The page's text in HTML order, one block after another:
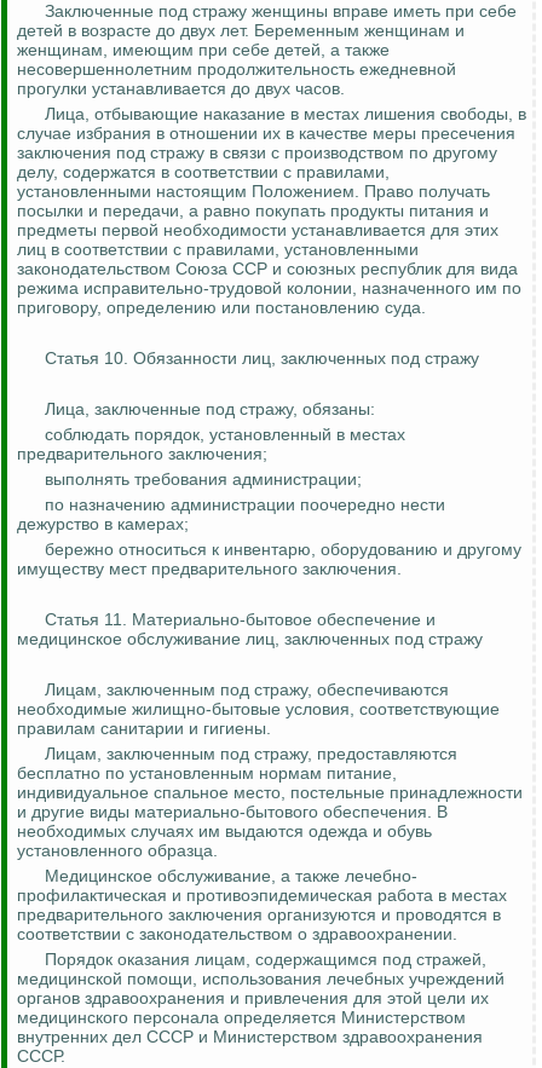
Заключенные под стражу женщины вправе иметь при себе
детей в возрасте до двух лет. Беременным женщинам и
женщинам, имеющим при себе детей, а также
несовершеннолетним продолжительность ежедневной
прогулки устанавливается до двух часов.
Лица, отбывающие наказание в местах лишения свободы, в
случае избрания в отношении их в качестве меры пресечения
заключения под стражу в связи с производством по другому
делу, содержатся в соответствии с правилами,
установленными настоящим Положением. Право получать
посылки и передачи, а равно покупать продукты питания и
предметы первой необходимости устанавливается для этих
лиц в соответствии с правилами, установленными
законодательством Союза ССР и союзных республик для вида
режима исправительно-трудовой колонии, назначенного им по
приговору, определению или постановлению суда.
Статья 10. Обязанности лиц, заключенных под стражу
Лица, заключенные под стражу, обязаны:
соблюдать порядок, установленный в местах
предварительного заключения;
выполнять требования администрации;
по назначению администрации поочередно нести
дежурство в камерах;
бережно относиться к инвентарю, оборудованию и другому
имуществу мест предварительного заключения.
Статья 11. Материально-бытовое обеспечение и
медицинское обслуживание лиц, заключенных под стражу
Лицам, заключенным под стражу, обеспечиваются
необходимые жилищно-бытовые условия, соответствующие
правилам санитарии и гигиены.
Лицам, заключенным под стражу, предоставляются
бесплатно по установленным нормам питание,
индивидуальное спальное место, постельные принадлежности
и другие виды материально-бытового обеспечения. В
необходимых случаях им выдаются одежда и обувь
установленного образца.
Медицинское обслуживание, а также лечебно-
профилактическая и противоэпидемическая работа в местах
предварительного заключения организуются и проводятся в
соответствии с законодательством о здравоохранении.
Порядок оказания лицам, содержащимся под стражей,
медицинской помощи, использования лечебных учреждений
органов здравоохранения и привлечения для этой цели их
медицинского персонала определяется Министерством
внутренних дел СССР и Министерством здравоохранения
СССР.